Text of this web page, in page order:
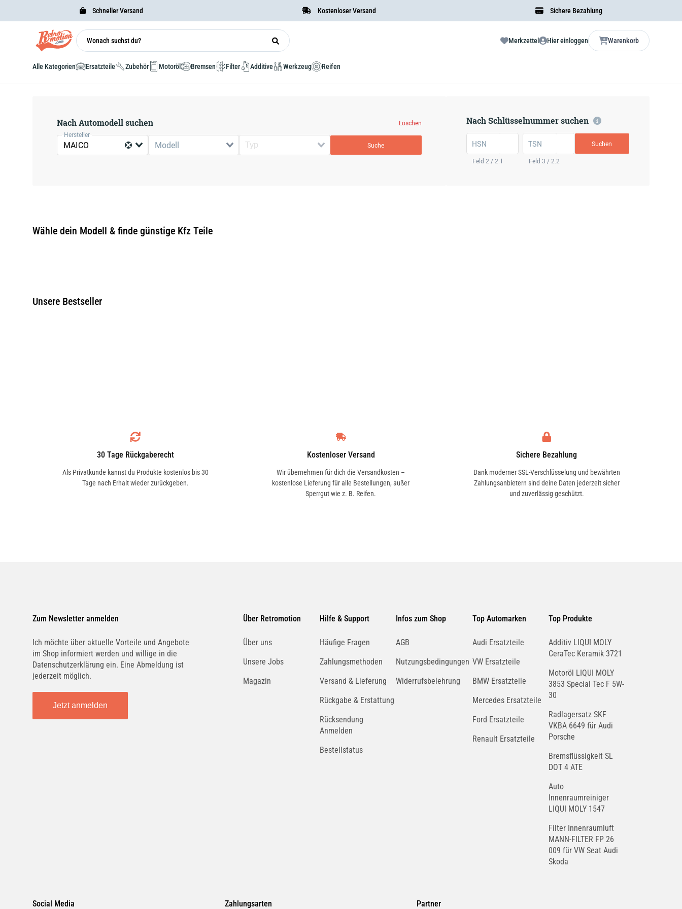
Schneller Versand Kostenloser Versand Sichere Bezahlung
Merkzettel Hier einloggen Warenkorb
Alle Kategorien Ersatzteile Zubehör Motoröl Bremsen Filter Additive Werkzeug Reifen
Nach Automodell suchen
Löschen
Hersteller
MAICO Modell Suche
Nach Schlüsselnummer suchen
HSN
Feld 2 / 2.1
TSN
Feld 3 / 2.2
Suchen
Wähle dein Modell & finde günstige Kfz Teile
Unsere Bestseller
30 Tage Rückgaberecht
Als Privatkunde kannst du Produkte kostenlos bis 30
Tage nach Erhalt wieder zurückgeben.
Kostenloser Versand
Wir übernehmen für dich die Versandkosten –
kostenlose Lieferung für alle Bestellungen, außer
Sperrgut wie z. B. Reifen.
Sichere Bezahlung
Dank moderner SSL-Verschlüsselung und bewährten
Zahlungsanbietern sind deine Daten jederzeit sicher
und zuverlässig geschützt.
Zum Newsletter anmelden
Ich möchte über aktuelle Vorteile und Angebote
im Shop informiert werden und willige in die
Datenschutzerklärung ein. Eine Abmeldung ist
jederzeit möglich.
Jetzt anmelden
Über Retromotion
Über uns
Unsere Jobs
Magazin
Hilfe & Support
Häufige Fragen
Zahlungsmethoden
Versand & Lieferung
Rückgabe & Erstattung
Rücksendung
Anmelden
Bestellstatus
Infos zum Shop
AGB
Nutzungsbedingungen
Widerrufsbelehrung
Top Automarken
Audi Ersatzteile
VW Ersatzteile
BMW Ersatzteile
Mercedes Ersatzteile
Ford Ersatzteile
Renault Ersatzteile
Top Produkte
Additiv LIQUI MOLY
CeraTec Keramik 3721
Motoröl LIQUI MOLY
3853 Special Tec F 5W-
30
Radlagersatz SKF
VKBA 6649 für Audi
Porsche
Bremsflüssigkeit SL
DOT 4 ATE
Auto
Innenraumreiniger
LIQUI MOLY 1547
Filter Innenraumluft
MANN-FILTER FP 26
009 für VW Seat Audi
Skoda
Social Media Zahlungsarten Partner